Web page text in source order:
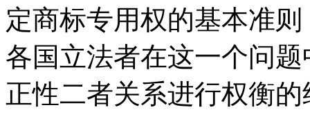
定商标专用权的基本准
各国立法者在这一个问
正性二者关系进行权